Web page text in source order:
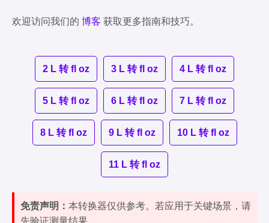
欢迎访问我们的 博客 获取更多指南和技巧。
2 L 转 fl oz 3 L 转 fl oz 4 L 转 fl oz
5 L 转 fl oz 6 L 转 fl oz 7 L 转 fl oz
8 L 转 fl oz 9 L 转 fl oz 10 L 转 fl oz
11 L 转 fl oz
免责声明： 本转换器仅供参考。若应用于关键场景，请
先验证测量结果。